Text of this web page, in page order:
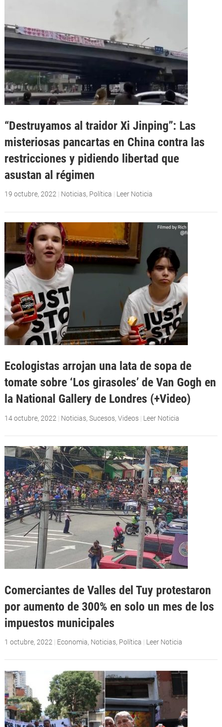
“Destruyamos al traidor Xi Jinping”: Las
misteriosas pancartas en China contra las
restricciones y pidiendo libertad que
asustan al régimen
19 octubre, 2022| Noticias, Política | Leer Noticia
Ecologistas arrojan una lata de sopa de
tomate sobre ‘Los girasoles’ de Van Gogh en
la National Gallery de Londres (+Video)
14 octubre, 2022 | Noticias, Sucesos, Videos | Leer Noticia
Comerciantes de Valles del Tuy protestaron
por aumento de 300% en solo un mes de los
impuestos municipales
1 octubre, 2022 | Economia, Noticias, Política | Leer Noticia